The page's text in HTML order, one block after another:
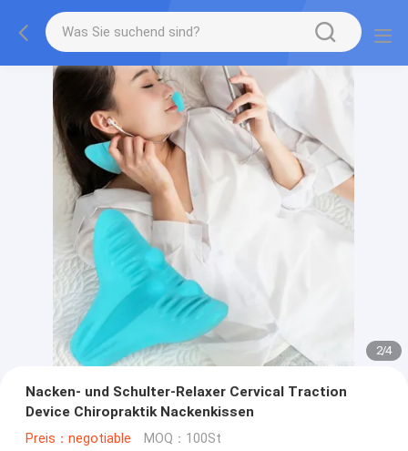
2/4
Nacken- und Schulter-Relaxer Cervical Traction
Device Chiropraktik Nackenkissen
Preis：negotiable MOQ：100St